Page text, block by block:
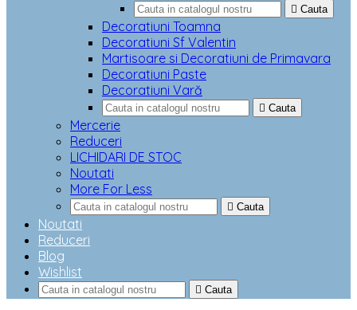
 Cauta
Decoratiuni Toamna
Decoratiuni Sf Valentin
Martisoare si Decoratiuni de Primavara
Decoratiuni Paste
Decoratiuni Vară
 Cauta
Mercerie
Reduceri
LICHIDARI DE STOC
Noutati
More For Less
 Cauta
Noutati
Reduceri
Blog
Wishlist
 Cauta